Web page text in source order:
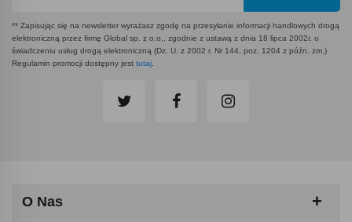
** Zapisując się na newsletter wyrażasz zgodę na przesyłanie informacji handlowych drogą
elektroniczną przez firmę Global sp. z o.o., zgodnie z ustawą z dnia 18 lipca 2002r. o
świadczeniu usług drogą elektroniczną (Dz. U. z 2002 r. Nr 144, poz. 1204 z późn. zm.)
Regulamin promocji dostępny jest tutaj.
O Nas